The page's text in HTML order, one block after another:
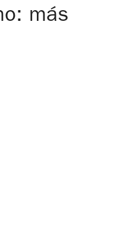
más